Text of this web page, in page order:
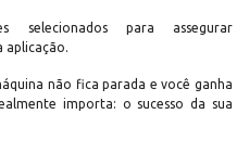
selecionados para assegurar
aplicação.
não fica parada e você ganha
importa: o sucesso da sua